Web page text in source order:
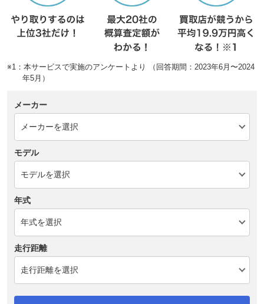
※1：本サービスで実施のアンケートより （回答期間：2023年6月〜2024
年5月）
メーカー
モデル
年式
走行距離